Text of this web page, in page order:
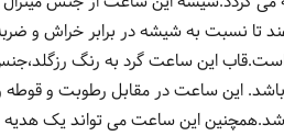
این ساعت گرد به رنگ
این ساعت می تواند یک